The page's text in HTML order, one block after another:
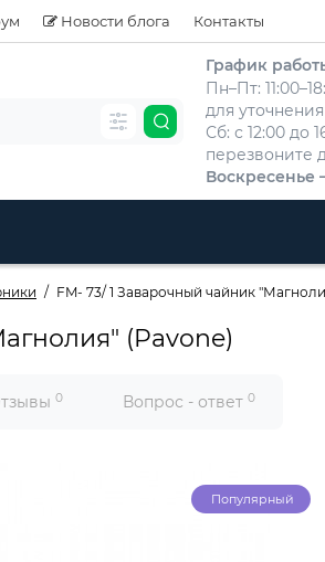
Новости блога Контакты
График
Пн–Пт:
для уточнения
Сб: с 12:00 до
перезвоните
FM- 73/ 1 Заварочный чайник
(Pavone)
0 Вопрос - ответ 0
Популярный